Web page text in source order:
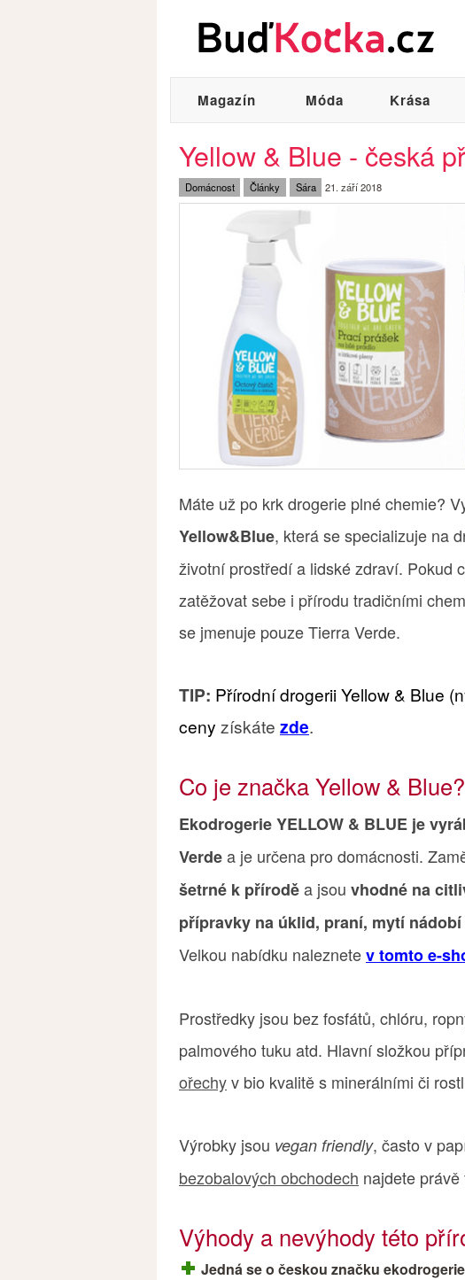
Magazín Móda Krása
Yellow & Blue - česká
Domácnost Články Sára 21. září 2018
Máte už po krk drogerie plné chemie?
Yellow&Blue, která se specializuje na
životní prostředí a lidské zdraví. Pokud
zatěžovat sebe i přírodu tradičními
se jmenuje pouze Tierra Verde.
TIP: Přírodní drogerii Yellow & Blue
ceny získáte zde.
Co je značka Yellow & Blue?
Ekodrogerie YELLOW & BLUE je
Verdea je určena pro domácnosti.
šetrné k příroděa jsou vhodné na
přípravky na úklid, praní, mytí
Velkou nabídku naleznetev tomto e-
Prostředky jsou bez fosfátů, chlóru,
palmového tuku atd. Hlavní složkou
ořechyv bio kvalitě s minerálními či
Výrobky jsou vegan friendly, často v
bezobalových obchodech najdete
Výhody a nevýhody této
Jedná se o českou značku ekodrogerie